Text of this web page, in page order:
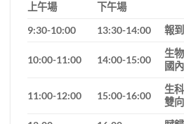
上午場
下午場
9:30-10:00
13:30-14:00 報到
10:00-11:00 14:00-15:00
生
國
11:00-12:00 15:00-16:00
生
雙